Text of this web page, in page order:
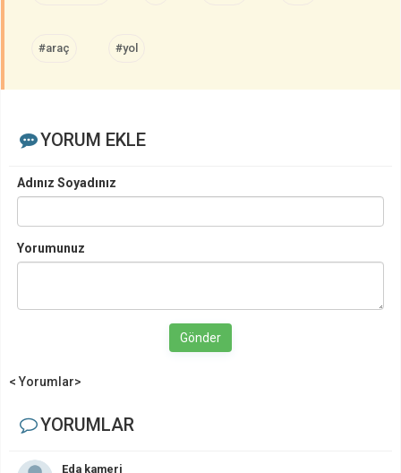
#araç #yol
YORUM EKLE
Adınız Soyadınız
Yorumunuz
Gönder
< Yorumlar>
YORUMLAR
Eda kameri